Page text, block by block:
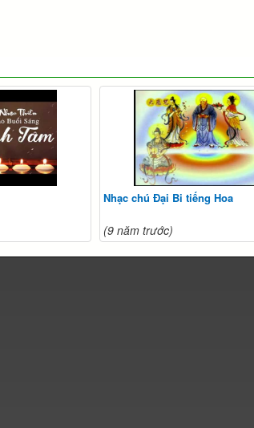
Nhạc chú Đại Bi tiếng Hoa
(9 năm trước)